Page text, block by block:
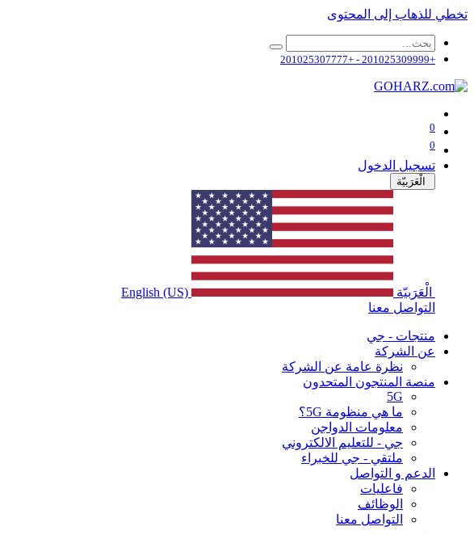
تخطي للذهاب إلى المحتوى
+201025309999 - +201025307777
0
0
تسجيل الدخول
الْعَرَبيّة
الْعَرَبيّة
English (US)
التواصل معنا
منتجات - جي
عن الشركة
نظرة عامة عن الشركة
منصة المنتجون المتحدون
5G
ما هي منظومة 5G؟
معلومات الدواجن
جي - للتعليم الالكتروني
ملتقي - جي للخبراء
الدعم و التواصل
فاعليات
الوظائف
التواصل معنا